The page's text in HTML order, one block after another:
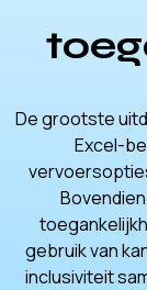
De grootste
Excel-
gebruik van
inclusiviteit